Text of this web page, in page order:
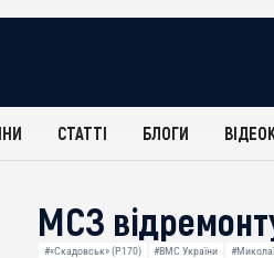
СТАТТІ БЛОГИ
МСЗ
#«Скадовськ» (P170) #ВМС України